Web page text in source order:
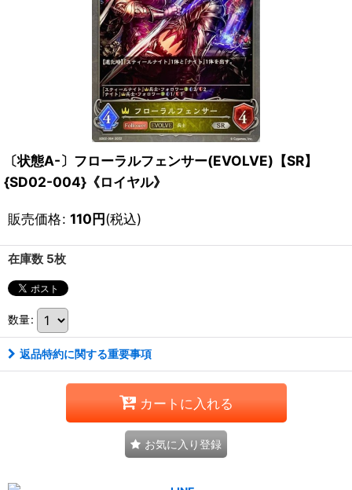
〔状態A-〕フローラルフェンサー(EVOLVE)【SR】
{SD02-004}《ロイヤル》
販売価格: 110円(税込)
在庫数 5枚
数量:
返品特約に関する重要事項
カートに入れる
お気に入り登録